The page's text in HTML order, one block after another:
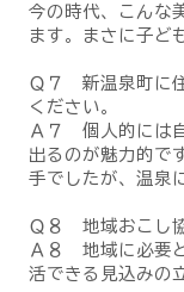
今の時代、こんな
ます。まさに子ど
Ｑ７ 新温泉町に
ください。
Ａ７ 個人的には
出るのが魅力的で
手でしたが、温泉
Ｑ８ 地域おこし
Ａ８ 地域に必要
活できる見込みの